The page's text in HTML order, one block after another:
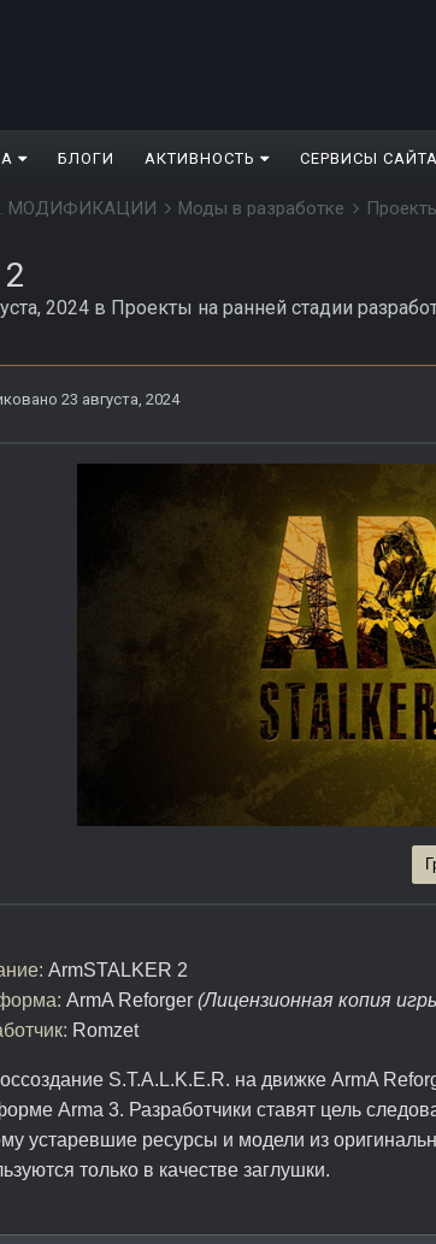
БЛОГИ АКТИВНОСТЬ СЕРВИСЫ САЙТА
МОДИФИКАЦИИ Моды в разработке
2024 в Проекты на ранней стадии
23 августа, 2024
ArmSTALKER 2
ArmA Reforger (Лицензионная копия
Romzet
S.T.A.L.K.E.R. на движке ArmA
Arma 3. Разработчики ставят цель
устаревшие ресурсы и модели из
только в качестве заглушки.